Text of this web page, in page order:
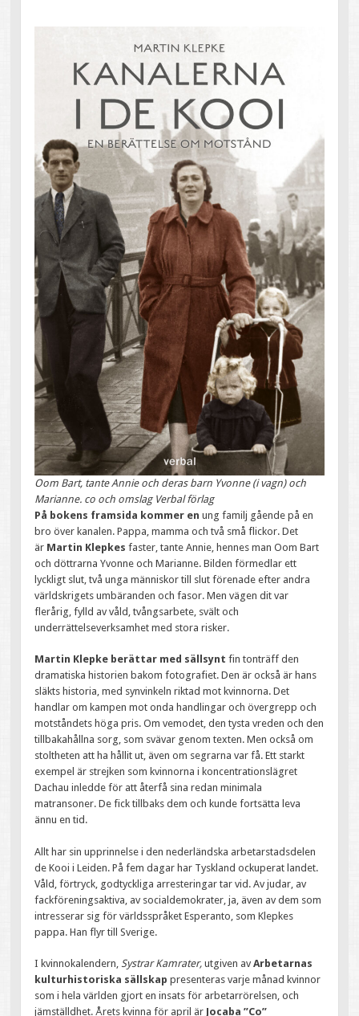
Oom Bart, tante Annie och deras barn Yvonne (i vagn) och
Marianne. co och omslag Verbal förlag
På bokens framsida kommer enung familj gående på en
bro över kanalen. Pappa, mamma och två små flickor. Det
är Martin Klepkes faster, tante Annie, hennes man Oom Bart
och döttrarna Yvonne och Marianne. Bilden förmedlar ett
lyckligt slut, två unga människor till slut förenade efter andra
världskrigets umbäranden och fasor. Men vägen dit var
flerårig, fylld av våld, tvångsarbete, svält och
underrättelseverksamhet med stora risker.
Martin Klepke berättar med sällsynt fin tonträff den
dramatiska historien bakom fotografiet. Den är också är hans
släkts historia, med synvinkeln riktad mot kvinnorna. Det
handlar om kampen mot onda handlingar och övergrepp och
motståndets höga pris. Om vemodet, den tysta vreden och den
tillbakahållna sorg, som svävar genom texten. Men också om
stoltheten att ha hållit ut, även om segrarna var få. Ett starkt
exempel är strejken som kvinnorna i koncentrationslägret
Dachau inledde för att återfå sina redan minimala
matransoner. De fick tillbaks dem och kunde fortsätta leva
ännu en tid.
Allt har sin upprinnelse i den nederländska arbetarstadsdelen
de Kooi i Leiden. På fem dagar har Tyskland ockuperat landet.
Våld, förtryck, godtyckliga arresteringar tar vid. Av judar, av
fackföreningsaktiva, av socialdemokrater, ja, även av dem som
intresserar sig för världsspråket Esperanto, som Klepkes
pappa. Han flyr till Sverige.
I kvinnokalendern,Systrar Kamrater, utgiven avArbetarnas
kulturhistoriska sällskap presenteras varje månad kvinnor
som i hela världen gjort en insats för arbetarrörelsen, och
jämställdhet. Årets kvinna för april är Jocaba ”Co”